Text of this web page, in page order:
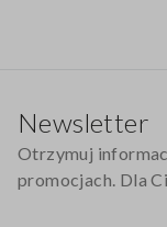
Newsletter
Otrzymuj
promocjach. Dla